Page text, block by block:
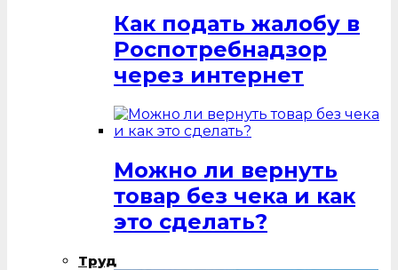
Как подать жалобу в
Роспотребнадзор
через интернет
Можно ли вернуть
товар без чека и как
это сделать?
Труд